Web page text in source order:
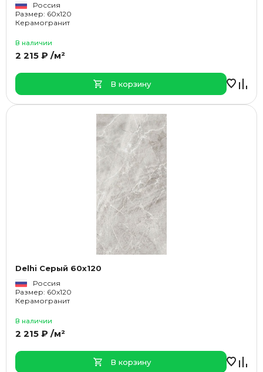
Россия
Размер: 60x120
Керамогранит
В наличии
2 215 ₽ /м²
В корзину
Delhi Серый 60x120
Россия
Размер: 60x120
Керамогранит
В наличии
2 215 ₽ /м²
В корзину